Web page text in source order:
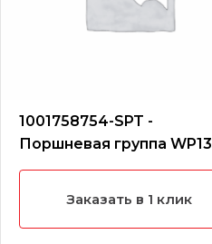
1001758754-SPT -
Поршневая группа WP13
CREATEK (Без
Заказать в 1 клик